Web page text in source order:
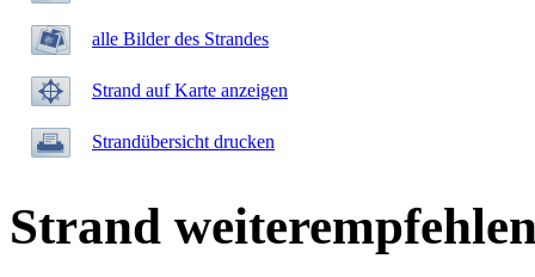
alle Bilder des Strandes
Strand auf Karte anzeigen
Strandübersicht drucken
Strand